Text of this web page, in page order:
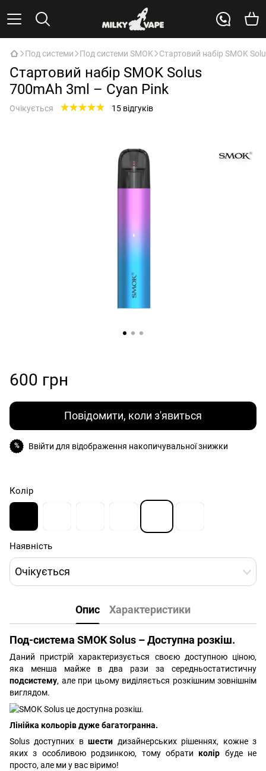
Под системи Под системи SMOK Стартовий набір SMOK
Стартовий набір SMOK Solus
700mAh 3ml – Cyan Pink
Очікується 15 відгуків
600 грн
Повідомити, коли з'явиться
% Ввійти для відображення накопичувальної знижки
Колір
Наявність
Очікується
Опис Характеристики
Под-система SMOK Solus – Доступна розкіш.
Даний пристрій характеризується своєю доступною ціною,
яка менша майже в два рази за середньостатистичну
подсистему, але при цьому виділяється розкішним зовнішнім
виглядом.
Лінійка кольорів дуже багатогранна.
Solus доступних вшести дизайнерських рішеннях, кожне з
яких з особливою родзинкою, тому обратиколір буде не
просто, але ми у вас віримо!